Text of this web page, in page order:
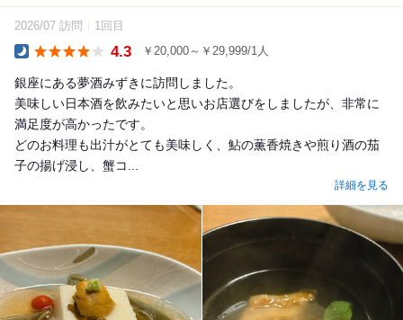
2026/07 訪問 1回目
4.3 ￥20,000～￥29,999/1人
銀座にある夢酒みずきに訪問しました。
美味しい日本酒を飲みたいと思いお店選びをしましたが、非常に
満足度が高かったです。
どのお料理も出汁がとても美味しく、鮎の薫香焼きや煎り酒の茄
子の揚げ浸し、蟹コ...
詳細を見る